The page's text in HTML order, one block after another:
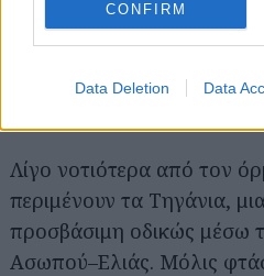
CONFIRM
Data Deletion Data
Λίγο νοτιότερα από τον
περιμένουν τα Τηγάνια,
προσβάσιμη οδικώς μέσω
Ασωπού–Ελιάς. Μόλις